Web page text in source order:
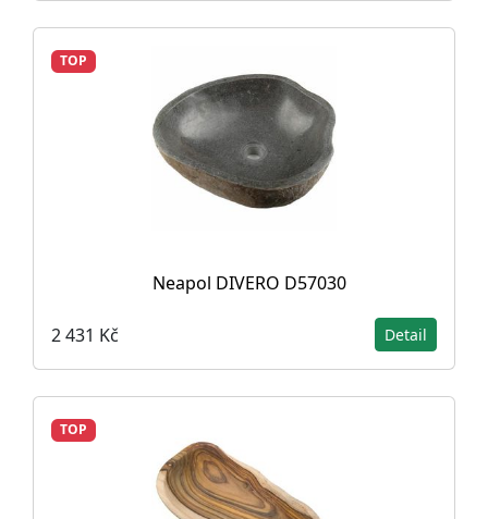
TOP
Neapol DIVERO D57030
2 431 Kč Detail
TOP